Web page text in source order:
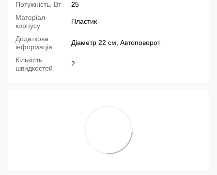
Потужність, Вт
25
Матеріал
корпусу
Пластик
Додаткова
інформація
Діаметр 22 см, Автоповорот
Кількість
швидкостей
2